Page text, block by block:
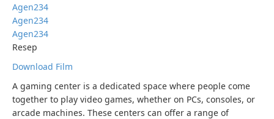
Agen234
Agen234
Agen234
Resep
Download Film
A gaming center is a dedicated space where people come
together to play video games, whether on PCs, consoles, or
arcade machines. These centers can offer a range of